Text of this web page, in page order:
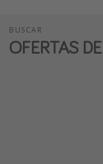
BUSCAR
OFERTAS